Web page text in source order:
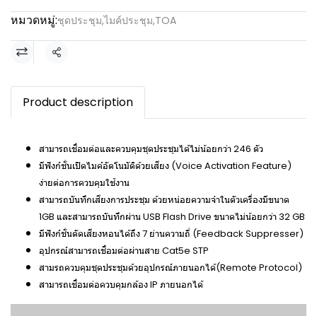
หมวดหมู่:ชุดประชุม,ไมค์ประชุม,TOA
แชร์
Product description
สามารถเชื่อมต่อและควบคุมชุดประชุมได้ไม่น้อยกว่า 246 ตัว
มีฟังก์ชั่นเปิดไมค์อัตโนมัติด้วยเสียง (Voice Activation Feature)
ง่ายต่อการควบคุมใช้งาน
สามารถบันทึกเสียงการประชุม ด้วยหน่อยความจำในตัวเครื่องมีขนาด
1GB และสามารถบันทึกผ่าน USB Flash Drive ขนาดไม่น้อยกว่า 32 GB
มีฟังก์ชั่นตัดเสียงหอนได้ถึง 7 ย่านความถี่ (Feedback Suppresser)
อุปกรณ์สามารถเชื่อมต่อผ่านสาย Cat5e STP
สามรถควบคุมชุดประชุมด้วยอุปกรณ์ภายนอกได้(Remote Protocol)
สามารถเชื่อมต่อควบคุมกล้อง IP ภายนอกได้